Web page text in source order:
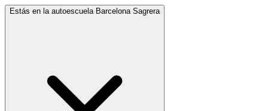
Estás en la autoescuela Barcelona Sagrera